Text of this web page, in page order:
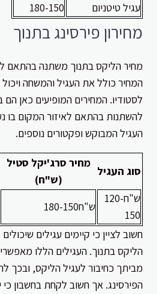
עגיל טיטניום
180-150
מחירון פירסינג בתנוך
מחיר הליקס בתנוך משתנה בהתאם
המחיר כולל את העגיל והמשחה
לסטודיו. המחירים המופיעים כאן הם
להשתנות בהתאם לאיזור המקום בו
העגיל המבוקש ופקטורים נוספים.
סוג העגיל
מחיר סרג'יקל סטיל
(ש"ח)
ש"ח120-
150
ש"ח180-150
חשוב לציין כי קיימים עגילים
הליקס בתנוך. העגילים הללו
מביתך כחיבור לעגיל הליקס, ובכך
הפירסינג. אך חשוב לקחת בחשבון כי